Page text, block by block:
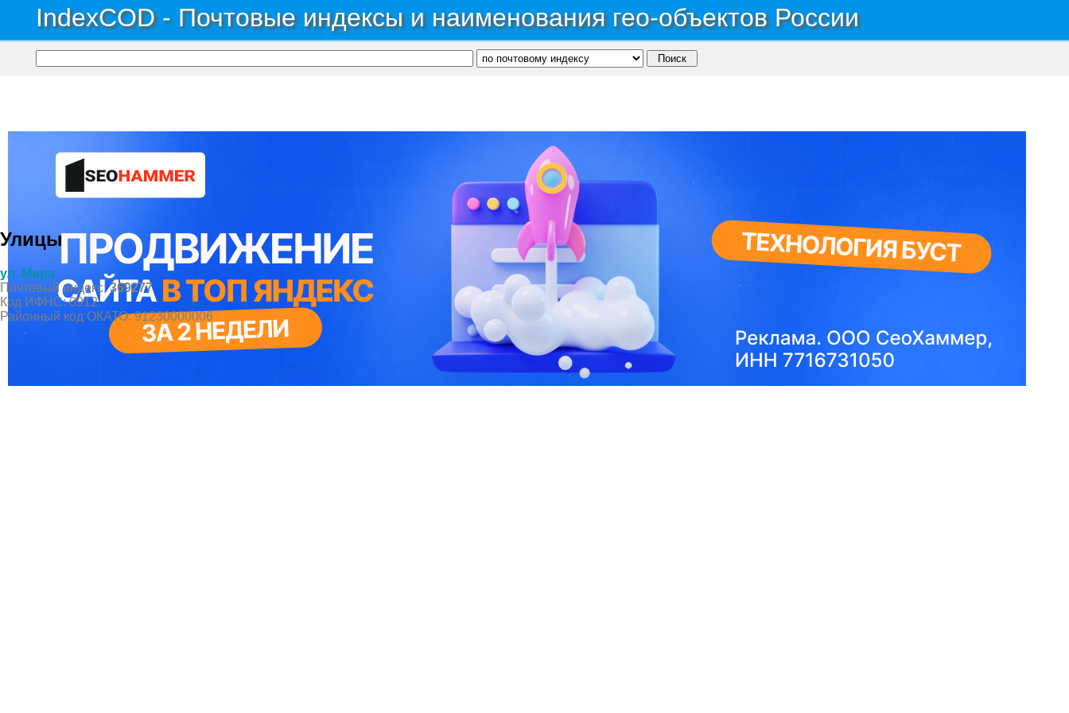
IndexCOD - Почтовые индексы и наименования гео-объектов России
Почтовые индексы России, ОКАТО, коды ИФНС, коды регионов ГИБДД Район Урупский →
Поселок Загедан
Улицы
ул. Мира
Почтовый индекс:369277
Код ИФНС: 0912
Районный код ОКАТО: 91230000006
Все почтовые индексы России, ОКАТО, коды ИФНС, коды регионов ГИБДД
Вся информация на сайте предоставлена исключительно в ознокомительных целях, некоторые данные могут быть не актуальны...